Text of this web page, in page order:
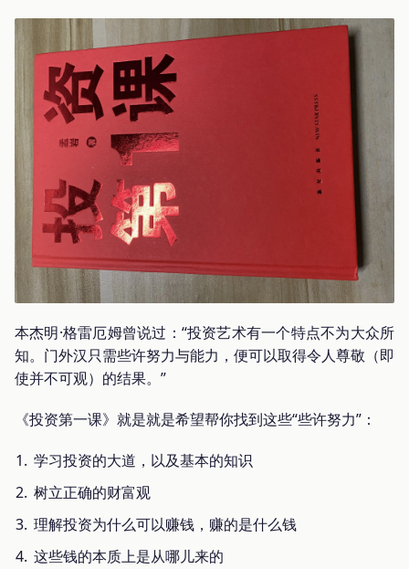
本杰明·格雷厄姆曾说过：“投资艺术有一个特点不为大众所
知。门外汉只需些许努力与能力，便可以取得令人尊敬（即
使并不可观）的结果。”
《投资第一课》就是就是希望帮你找到这些“些许努力”：
学习投资的大道，以及基本的知识
树立正确的财富观
理解投资为什么可以赚钱，赚的是什么钱
这些钱的本质上是从哪儿来的